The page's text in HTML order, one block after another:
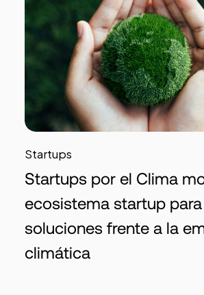
Startups
Startups por el Clima
ecosistema startup
soluciones frente a la
climática